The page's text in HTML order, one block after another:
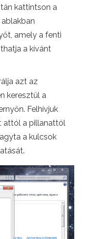
kattintson a
amely a fenti
a kívánt
azt az
keresztül a
Felhívjuk
attól a pillanattól
a kulcsok